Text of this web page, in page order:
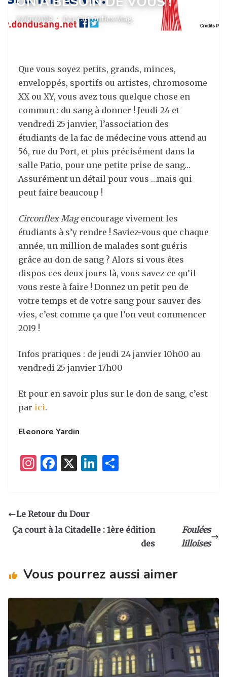
22/01/2019 · Par Circonflex Mag
Que vous soyez petits, grands, minces,
enveloppés, sportifs ou artistes, chromosome
XX ou XY, vous avez tous quelque chose en
commun : du sang à donner ! Jeudi 24 et
vendredi 25 janvier, l’association des
étudiants de la fac de médecine vous attend au
56, rue du Port, et plus précisément dans la
salle Patio, pour une petite prise de sang…
Assurément un détail pour vous …mais qui
peut faire beaucoup !
Circonflex Magencourage vivement les
étudiants à s’y rendre ! Saviez-vous que chaque
année, un million de malades sont guéris
grâce au don de sang ? Alors si vous êtes
dispos ces deux jours là, vous savez ce qu’il
vous reste à faire ! Donnez un petit peu de
votre temps et de votre sang pour sauver des
vies, c’est comme ça que l’on veut commencer
2019 !
Infos pratiques : de jeudi 24 janvier 10h00 au
vendredi 25 janvier 17h00
Et pour en savoir plus sur le don de sang, c’est
par ici.
Eleonore Yardin
I
a
g
F
e
b
k
X
Li
dI er
Le Retour du Dour
Ça court à la Citadelle : 1ère édition
des
Foulées
lilloises
Vous pourrez aussi aimer